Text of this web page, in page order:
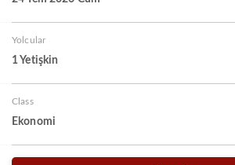
Yolcular
1 Yetişkin
Class
Ekonomi